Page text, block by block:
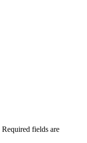
Required fields are